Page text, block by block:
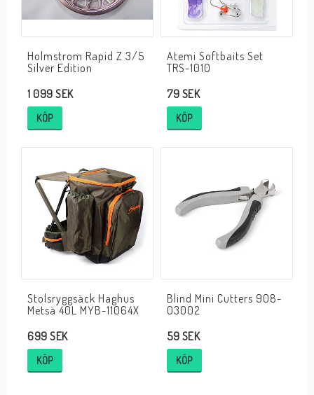
Holmstrom Rapid Z 3/5
Silver Edition
1 099 SEK
KÖP
Atemi Softbaits Set
TRS-1010
79 SEK
KÖP
Stolsryggsäck Haghus
Metsä 40L MYB-11064X
699 SEK
KÖP
Blind Mini Cutters 908-
03002
59 SEK
KÖP